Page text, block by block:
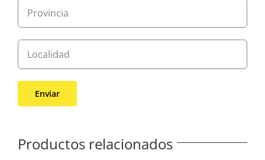
Productos relacionados